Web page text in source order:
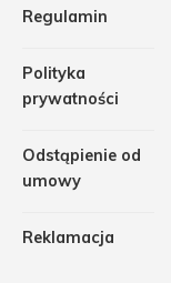
Regulamin
Polityka
prywatności
Odstąpienie od
umowy
Reklamacja